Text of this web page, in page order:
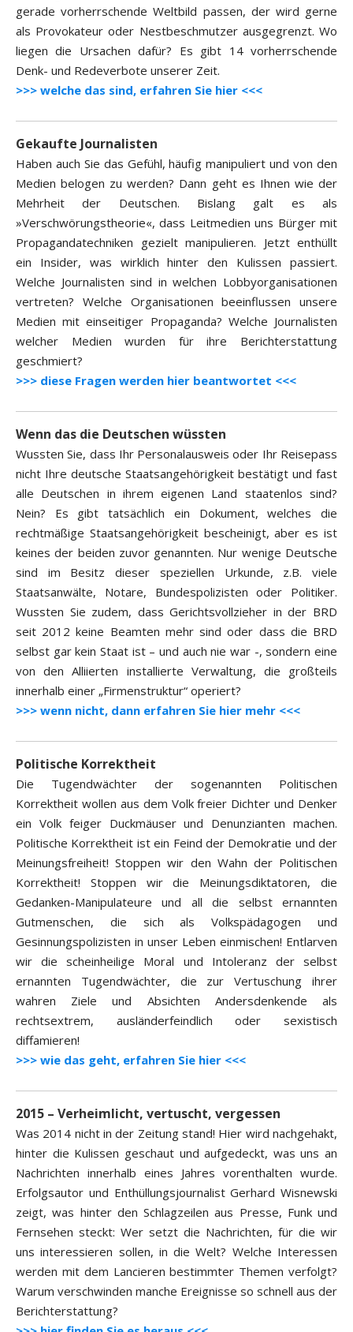
gerade vorherrschende Weltbild passen, der wird gerne
als Provokateur oder Nestbeschmutzer ausgegrenzt. Wo
liegen die Ursachen dafür? Es gibt 14 vorherrschende
Denk- und Redeverbote unserer Zeit.
>>> welche das sind, erfahren Sie hier <<<
Gekaufte Journalisten
Haben auch Sie das Gefühl, häufig manipuliert und von den
Medien belogen zu werden? Dann geht es Ihnen wie der
Mehrheit der Deutschen. Bislang galt es als
»Verschwörungstheorie«, dass Leitmedien uns Bürger mit
Propagandatechniken gezielt manipulieren. Jetzt enthüllt
ein Insider, was wirklich hinter den Kulissen passiert.
Welche Journalisten sind in welchen Lobbyorganisationen
vertreten? Welche Organisationen beeinflussen unsere
Medien mit einseitiger Propaganda? Welche Journalisten
welcher Medien wurden für ihre Berichterstattung
geschmiert?
>>> diese Fragen werden hier beantwortet <<<
Wenn das die Deutschen wüssten
Wussten Sie, dass Ihr Personalausweis oder Ihr Reisepass
nicht Ihre deutsche Staatsangehörigkeit bestätigt und fast
alle Deutschen in ihrem eigenen Land staatenlos sind?
Nein? Es gibt tatsächlich ein Dokument, welches die
rechtmäßige Staatsangehörigkeit bescheinigt, aber es ist
keines der beiden zuvor genannten. Nur wenige Deutsche
sind im Besitz dieser speziellen Urkunde, z.B. viele
Staatsanwälte, Notare, Bundespolizisten oder Politiker.
Wussten Sie zudem, dass Gerichtsvollzieher in der BRD
seit 2012 keine Beamten mehr sind oder dass die BRD
selbst gar kein Staat ist – und auch nie war -, sondern eine
von den Alliierten installierte Verwaltung, die großteils
innerhalb einer „Firmenstruktur“ operiert?
>>> wenn nicht, dann erfahren Sie hier mehr <<<
Politische Korrektheit
Die Tugendwächter der sogenannten Politischen
Korrektheit wollen aus dem Volk freier Dichter und Denker
ein Volk feiger Duckmäuser und Denunzianten machen.
Politische Korrektheit ist ein Feind der Demokratie und der
Meinungsfreiheit! Stoppen wir den Wahn der Politischen
Korrektheit! Stoppen wir die Meinungsdiktatoren, die
Gedanken-Manipulateure und all die selbst ernannten
Gutmenschen, die sich als Volkspädagogen und
Gesinnungspolizisten in unser Leben einmischen! Entlarven
wir die scheinheilige Moral und Intoleranz der selbst
ernannten Tugendwächter, die zur Vertuschung ihrer
wahren Ziele und Absichten Andersdenkende als
rechtsextrem, ausländerfeindlich oder sexistisch
diffamieren!
>>> wie das geht, erfahren Sie hier <<<
2015 – Verheimlicht, vertuscht, vergessen
Was 2014 nicht in der Zeitung stand! Hier wird nachgehakt,
hinter die Kulissen geschaut und aufgedeckt, was uns an
Nachrichten innerhalb eines Jahres vorenthalten wurde.
Erfolgsautor und Enthüllungsjournalist Gerhard Wisnewski
zeigt, was hinter den Schlagzeilen aus Presse, Funk und
Fernsehen steckt: Wer setzt die Nachrichten, für die wir
uns interessieren sollen, in die Welt? Welche Interessen
werden mit dem Lancieren bestimmter Themen verfolgt?
Warum verschwinden manche Ereignisse so schnell aus der
Berichterstattung?